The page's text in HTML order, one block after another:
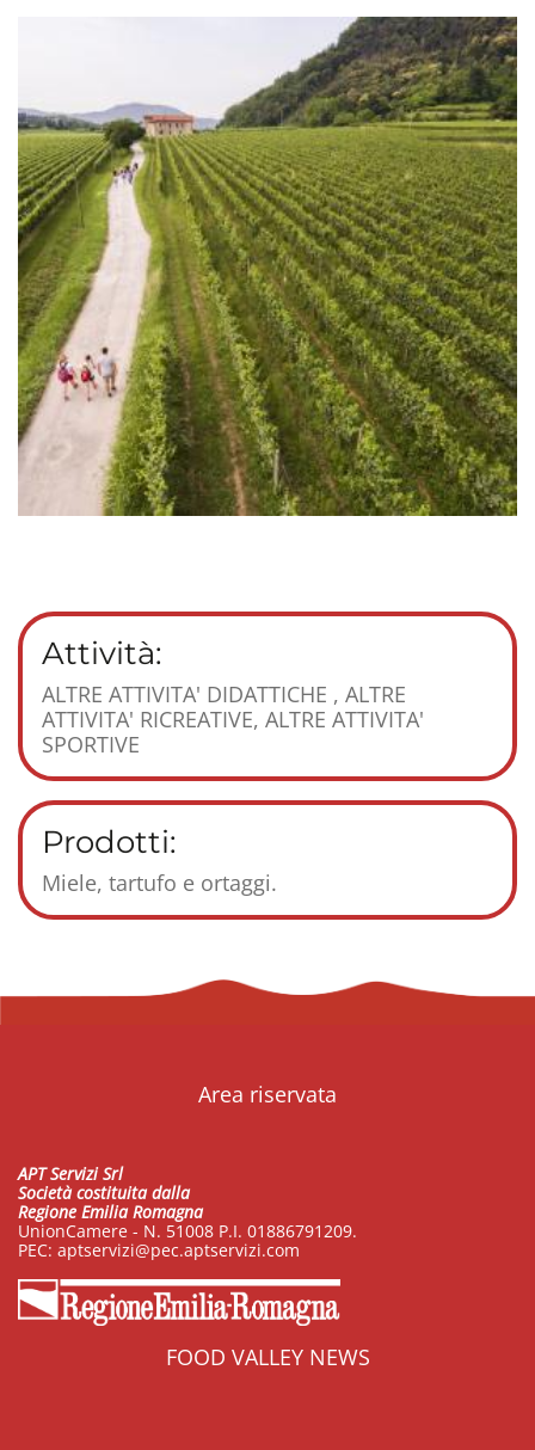
Attività:
ALTRE ATTIVITA' DIDATTICHE , ALTRE
ATTIVITA' RICREATIVE, ALTRE ATTIVITA'
SPORTIVE
Prodotti:
Miele, tartufo e ortaggi.
APT Servizi Srl
Società costituita dalla
Regione Emilia Romagna
UnionCamere - N. 51008 P.I. 01886791209.
PEC: aptservizi@pec.aptservizi.com
Area riservata
FOOD VALLEY NEWS